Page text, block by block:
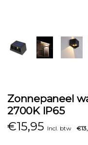
Zonnepaneel
2700K IP65
€15,95 Incl. btw